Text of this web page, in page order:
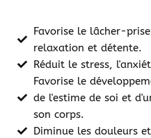
Favorise le lâcher-
relaxation et détente.
Réduit le stress,
Favorise le
de l'estime de soi et
son corps.
Diminue les douleurs